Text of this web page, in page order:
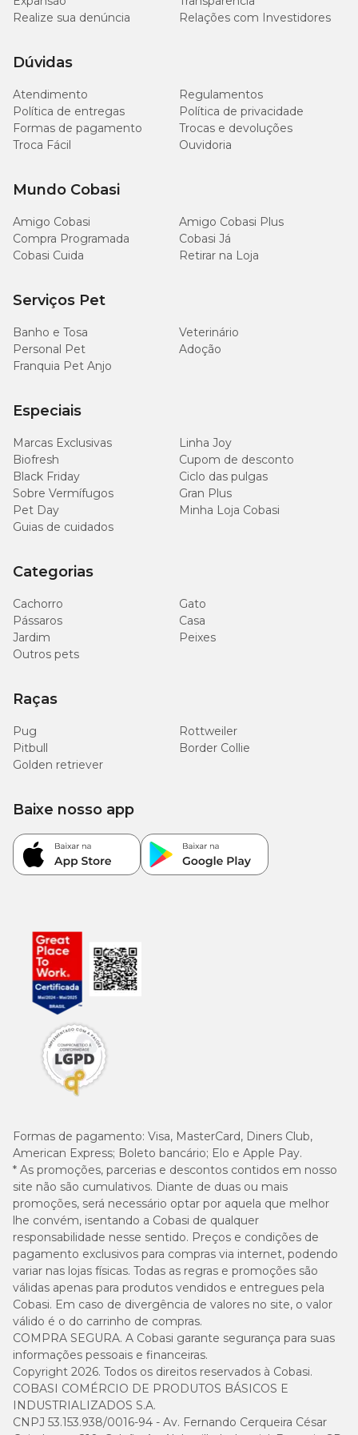
Nº 02 12,5 12,1
Nº 03
Nº 07 25,5
Realize sua denúncia
Relações com Investidores
Dúvidas
Atendimento
Regulamentos
Política de entregas
Política de privacidade
Formas de pagamento
Trocas e devoluções
Troca Fácil
Ouvidoria
Mundo Cobasi
Amigo Cobasi
Amigo Cobasi Plus
Compra Programada
Cobasi Já
Cobasi Cuida
Retirar na Loja
Serviços Pet
Banho e Tosa
Veterinário
Personal Pet
Adoção
Franquia Pet Anjo
Especiais
Marcas Exclusivas
Linha Joy
Biofresh
Cupom de desconto
Black Friday
Ciclo das pulgas
Sobre Vermífugos
Gran Plus
Pet Day
Minha Loja Cobasi
Guias de cuidados
Categorias
Cachorro
Gato
Pássaros
Casa
Jardim
Peixes
Outros pets
Raças
Pug
Rottweiler
Pitbull
Border Collie
Golden retriever
Formas de pagamento: Visa, MasterCard, Diners Club,
American Express; Boleto bancário; Elo e Apple Pay.
* As promoções, parcerias e descontos contidos em nosso
site não são cumulativos. Diante de duas ou mais
promoções, será necessário optar por aquela que melhor
lhe convém, isentando a Cobasi de qualquer
responsabilidade nesse sentido. Preços e condições de
pagamento exclusivos para compras via internet, podendo
variar nas lojas físicas. Todas as regras e promoções são
válidas apenas para produtos vendidos e entregues pela
Cobasi. Em caso de divergência de valores no site, o valor
válido é o do carrinho de compras.
COMPRA SEGURA. A Cobasi garante segurança para suas
informações pessoais e financeiras.
Copyright 2026. Todos os direitos reservados à Cobasi.
COBASI COMÉRCIO DE PRODUTOS BÁSICOS E
INDUSTRIALIZADOS S.A.
CNPJ 53.153.938/0016-94 - Av. Fernando Cerqueira César
Baixe nosso app